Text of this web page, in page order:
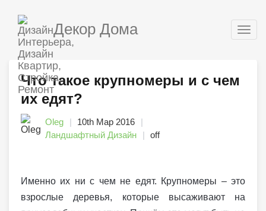
Декор Дома
Что такое крупномеры и с чем
их едят?
Oleg
10th Мар 2016
Ландшафтный Дизайн
off
Именно их ни с чем не едят. Крупномеры – это
взрослые деревья, которые высаживают на